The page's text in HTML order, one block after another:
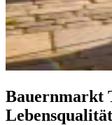
Bauernmarkt